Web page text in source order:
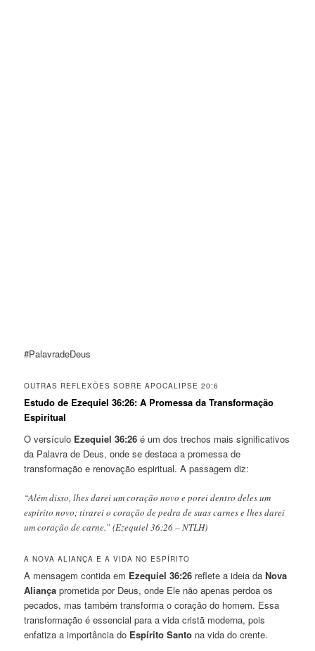
#PalavradeDeus
OUTRAS REFLEXÕES SOBRE APOCALIPSE 20:6
Estudo de Ezequiel 36:26: A Promessa da Transformação
Espiritual
O versículo Ezequiel 36:26 é um dos trechos mais significativos
da Palavra de Deus, onde se destaca a promessa de
transformação e renovação espiritual. A passagem diz:
“Além disso, lhes darei um coração novo e porei dentro deles um
espírito novo; tirarei o coração de pedra de suas carnes e lhes darei
um coração de carne.” (Ezequiel 36:26 – NTLH)
A NOVA ALIANÇA E A VIDA NO ESPÍRITO
A mensagem contida em Ezequiel 36:26 reflete a ideia daNova
Aliança prometida por Deus, onde Ele não apenas perdoa os
pecados, mas também transforma o coração do homem. Essa
transformação é essencial para a vida cristã moderna, pois
enfatiza a importância do Espírito Santo na vida do crente.